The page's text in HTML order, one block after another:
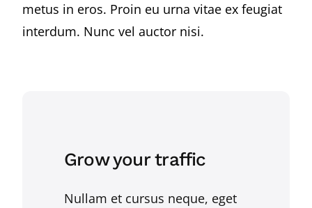
metus in eros. Proin eu urna vitae ex feugiat
interdum. Nunc vel auctor nisi.
Grow your traffic
Nullam et cursus neque, eget